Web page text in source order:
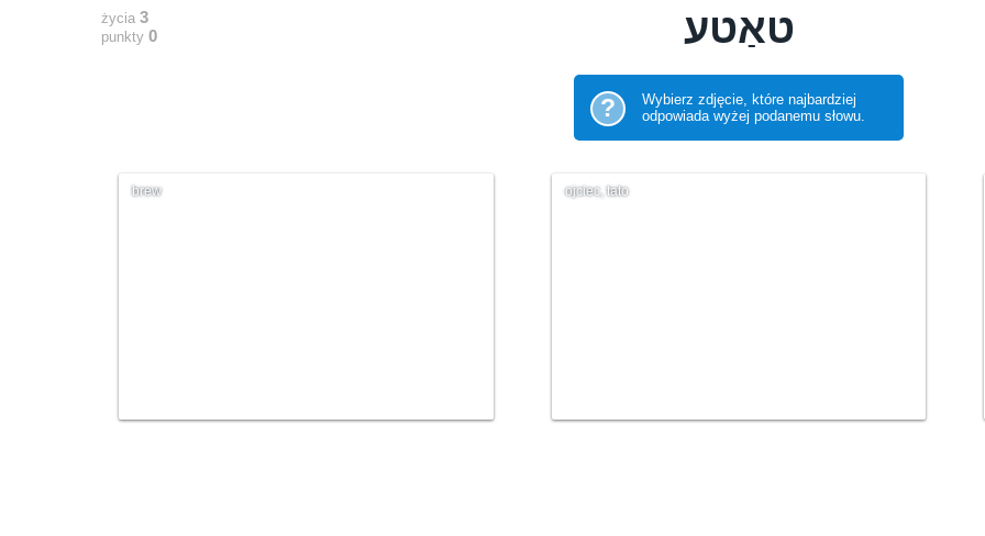
życia 3
punkty 0
?
Wybierz zdjęcie, które najbardziej
odpowiada wyżej podanemu słowu.
brew ojciec, tato